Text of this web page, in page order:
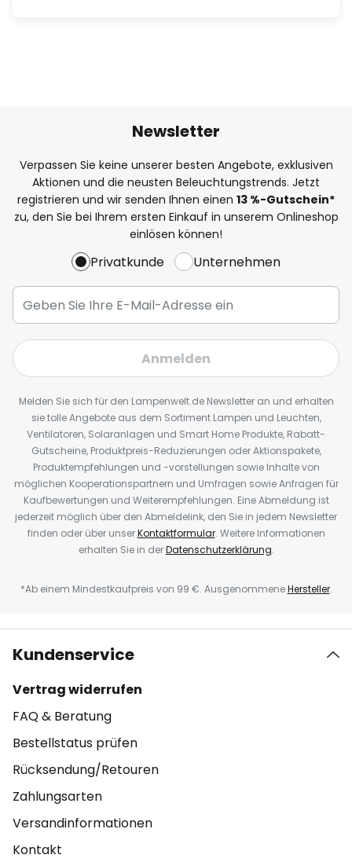
Newsletter
Verpassen Sie keine unserer besten Angebote, exklusiven
Aktionen und die neusten Beleuchtungstrends. Jetzt
registrieren und wir senden Ihnen einen 13 %-Gutschein*
zu, den Sie bei Ihrem ersten Einkauf in unserem Onlineshop
einlösen können!
Privatkunde Unternehmen
Anmelden
Melden Sie sich für den Lampenwelt.de Newsletter an und erhalten
sie tolle Angebote aus dem Sortiment Lampen und Leuchten,
Ventilatoren, Solaranlagen und Smart Home Produkte, Rabatt-
Gutscheine, Produktpreis-Reduzierungen oder Aktionspakete,
Produktempfehlungen und -vorstellungen sowie Inhalte von
möglichen Kooperationspartnern und Umfragen sowie Anfragen für
Kaufbewertungen und Weiterempfehlungen. Eine Abmeldung ist
jederzeit möglich über den Abmeldelink, den Sie in jedem Newsletter
finden oder über unserKontaktformular. Weitere Informationen
erhalten Sie in derDatenschutzerklärung.
*Ab einem Mindestkaufpreis von 99 €. AusgenommeneHersteller.
Kundenservice
Vertrag widerrufen
FAQ & Beratung
Bestellstatus prüfen
Rücksendung/Retouren
Zahlungsarten
Versandinformationen
Kontakt